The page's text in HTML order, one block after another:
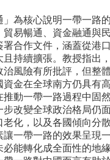
」為核心說明一帶一路
易暢通、資金融通與
合作文件，涵蓋從港
持續擴張。教授指出
治風險有所批評，但整
金在全球南方仍具有高
動一帶一路過程中固
改變全球政治格局仍
老化，以及各國傾向分
一帶一路的效果呈現
能轉化成全面性的地緣